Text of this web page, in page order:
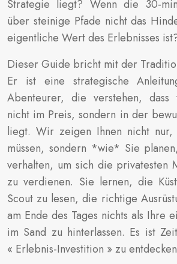
Strategie liegt? Wenn die 30-
über steinige Pfade nicht das
eigentliche Wert des Erlebnisses
Dieser Guide bricht mit der
Er ist eine strategische
Abenteurer, die verstehen, dass
nicht im Preis, sondern in der
liegt. Wir zeigen Ihnen nicht
müssen, sondern *wie* Sie
verhalten, um sich die privatesten
zu verdienen. Sie lernen, die
Scout zu lesen, die richtige
am Ende des Tages nichts als Ihre
im Sand zu hinterlassen. Es ist
« Erlebnis-Investition » zu